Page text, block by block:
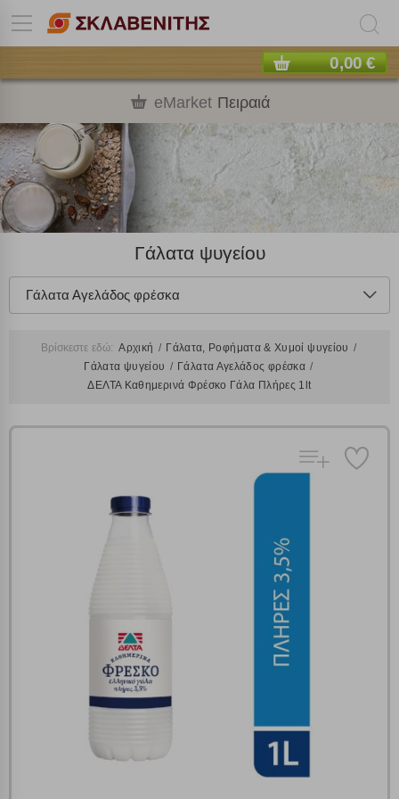
0,00 €
eMarket Πειραιά
Γάλατα ψυγείου
Γάλατα Αγελάδος φρέσκα
Βρίσκεστε εδώ: Αρχική
Γάλατα, Ροφήματα & Χυμοί ψυγείου
Γάλατα ψυγείου
Γάλατα Αγελάδος φρέσκα
ΔΕΛΤΑ Καθημερινά Φρέσκο Γάλα Πλήρες 1lt